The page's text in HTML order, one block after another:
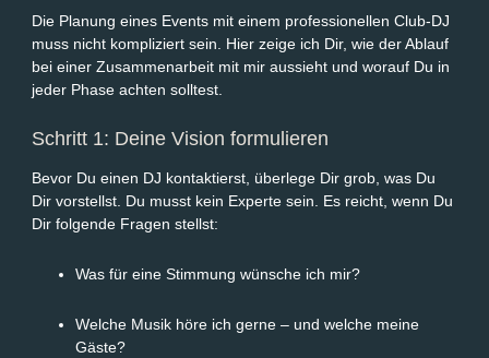
Die Planung eines Events mit einem professionellen Club-DJ
muss nicht kompliziert sein. Hier zeige ich Dir, wie der Ablauf
bei einer Zusammenarbeit mit mir aussieht und worauf Du in
jeder Phase achten solltest.
Schritt 1: Deine Vision formulieren
Bevor Du einen DJ kontaktierst, überlege Dir grob, was Du
Dir vorstellst. Du musst kein Experte sein. Es reicht, wenn Du
Dir folgende Fragen stellst:
Was für eine Stimmung wünsche ich mir?
Welche Musik höre ich gerne – und welche meine
Gäste?